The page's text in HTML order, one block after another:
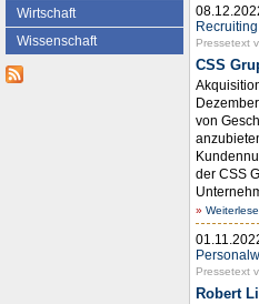
Wirtschaft
Wissenschaft
Recruiting
Pressetext
CSS
von
der CSS
»
Pressetext
Robert